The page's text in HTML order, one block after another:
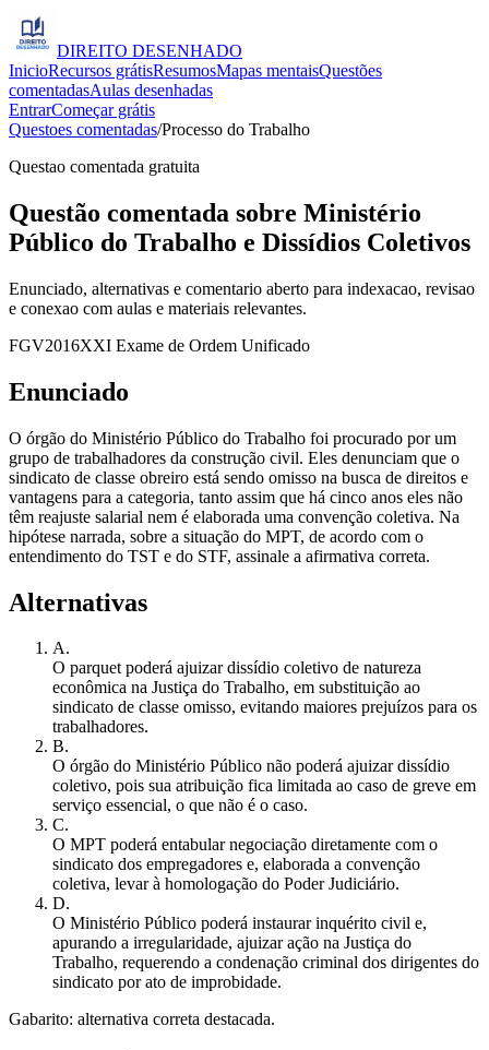
DIREITO DESENHADO
InicioRecursos grátisResumosMapas mentaisQuestões
comentadasAulas desenhadas
EntrarComeçar grátis
Questoes comentadas/Processo do Trabalho
Questao comentada gratuita
Questão comentada sobre Ministério
Público do Trabalho e Dissídios Coletivos
Enunciado, alternativas e comentario aberto para indexacao, revisao
e conexao com aulas e materiais relevantes.
FGV2016XXI Exame de Ordem Unificado
Enunciado
O órgão do Ministério Público do Trabalho foi procurado por um
grupo de trabalhadores da construção civil. Eles denunciam que o
sindicato de classe obreiro está sendo omisso na busca de direitos e
vantagens para a categoria, tanto assim que há cinco anos eles não
têm reajuste salarial nem é elaborada uma convenção coletiva. Na
hipótese narrada, sobre a situação do MPT, de acordo com o
entendimento do TST e do STF, assinale a afirmativa correta.
Alternativas
A.
O parquet poderá ajuizar dissídio coletivo de natureza
econômica na Justiça do Trabalho, em substituição ao
sindicato de classe omisso, evitando maiores prejuízos para os
trabalhadores.
B.
O órgão do Ministério Público não poderá ajuizar dissídio
coletivo, pois sua atribuição fica limitada ao caso de greve em
serviço essencial, o que não é o caso.
C.
O MPT poderá entabular negociação diretamente com o
sindicato dos empregadores e, elaborada a convenção
coletiva, levar à homologação do Poder Judiciário.
D.
O Ministério Público poderá instaurar inquérito civil e,
apurando a irregularidade, ajuizar ação na Justiça do
Trabalho, requerendo a condenação criminal dos dirigentes do
sindicato por ato de improbidade.
Gabarito: alternativa correta destacada.